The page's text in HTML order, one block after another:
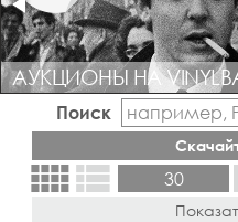
АУКЦИОНЫ НА
Поиск
view_comfyview_list 30